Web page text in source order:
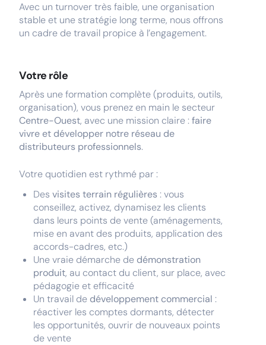
Avec un turnover très faible, une organisation
stable et une stratégie long terme, nous offrons
un cadre de travail propice à l’engagement.
Votre rôle
Après une formation complète (produits, outils,
organisation), vous prenez en main le secteur
Centre-Ouest, avec une mission claire :faire
vivre et développer notre réseau de
distributeurs professionnels.
Votre quotidien est rythmé par :
Des visites terrain régulières : vous
conseillez, activez, dynamisez les clients
dans leurs points de vente (aménagements,
mise en avant des produits, application des
accords-cadres, etc.)
Une vraie démarche de démonstration
produit, au contact du client, sur place, avec
pédagogie et efficacité
Un travail de développement commercial :
réactiver les comptes dormants, détecter
les opportunités, ouvrir de nouveaux points
de vente